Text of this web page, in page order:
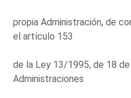
propia Administración, de
el artículo 153
de la Ley 13/1995, de 18
Administraciones